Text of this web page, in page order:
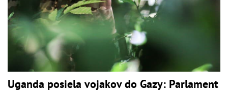
Uganda posiela vojakov do Gazy: Parlament